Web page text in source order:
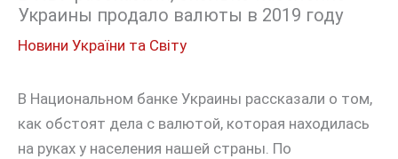
Украины продало валюты в 2019 году
Новини України та Світу
В Национальном банке Украины рассказали о том,
как обстоят дела с валютой, которая находилась
на руках у населения нашей страны. По